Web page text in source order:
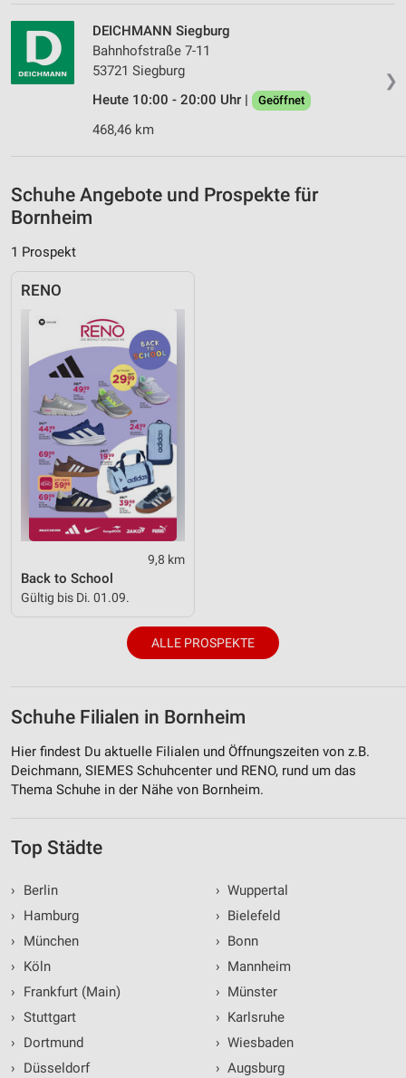
❯
DEICHMANN Siegburg
Bahnhofstraße 7-11
53721 Siegburg
Heute 10:00 - 20:00 Uhr |
Geöffnet
468,46 km
Schuhe Angebote und Prospekte für
Bornheim
1 Prospekt
RENO
9,8 km
Back to School
Gültig bis Di. 01.09.
ALLE PROSPEKTE
Schuhe Filialen in Bornheim
Hier findest Du aktuelle Filialen und Öffnungszeiten von z.B.
Deichmann, SIEMES Schuhcenter und RENO, rund um das
Thema Schuhe in der Nähe von Bornheim.
Top Städte
›
Berlin
›
Hamburg
›
München
›
Köln
›
Frankfurt (Main)
› Stuttgart
›
Dortmund
›
Düsseldorf
› Wuppertal
› Bielefeld
› Bonn
› Mannheim
› Münster
› Karlsruhe
› Wiesbaden
› Augsburg
Verwendung genauer Standortdaten
Geräte anhand von aktiv angeforderten
Informationen identifizieren
Funktional
Werbung